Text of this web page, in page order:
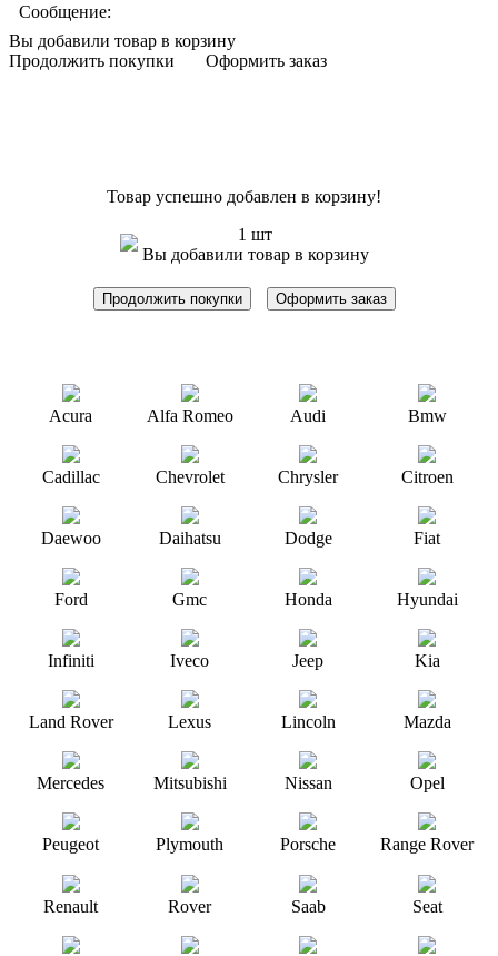
Сообщение:
Вы добавили товар в корзину
Продолжить покупки
Оформить заказ
Товар успешно добавлен в корзину!
1 шт
Вы добавили товар в корзину
Продолжить покупки Оформить заказ
Acura Alfa Romeo Audi Bmw
Cadillac Chevrolet Chrysler Citroen
Daewoo Daihatsu Dodge Fiat
Ford Gmc Honda Hyundai
Infiniti Iveco Jeep Kia
Land Rover Lexus Lincoln Mazda
Mercedes Mitsubishi Nissan Opel
Peugeot Plymouth Porsche Range Rover
Renault Rover Saab Seat